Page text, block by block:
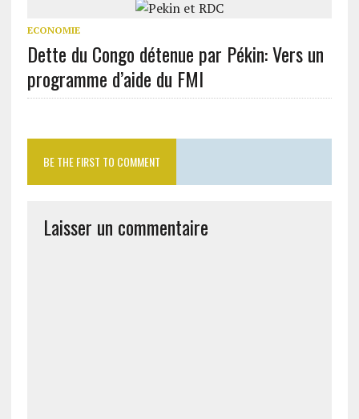
ECONOMIE
Dette du Congo détenue par Pékin: Vers un
programme d’aide du FMI
BE THE FIRST TO COMMENT
Laisser un commentaire